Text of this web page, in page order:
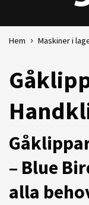
Hem Maskiner i
– Blue
alla